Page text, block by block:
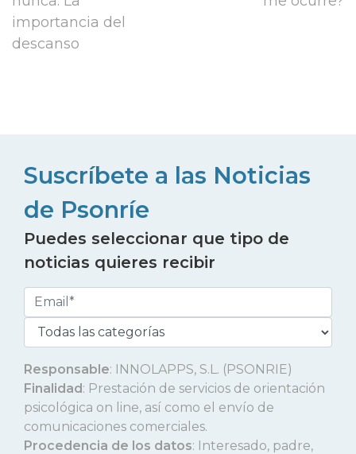
importancia del
descanso
Suscríbete a las Noticias
de Psonríe
Puedes seleccionar que tipo de
noticias quieres recibir
Responsable: INNOLAPPS, S.L. (PSONRIE)
Finalidad: Prestación de servicios de orientación
psicológica on line, así como el envío de
comunicaciones comerciales.
Procedencia de los datos: Interesado, padre,